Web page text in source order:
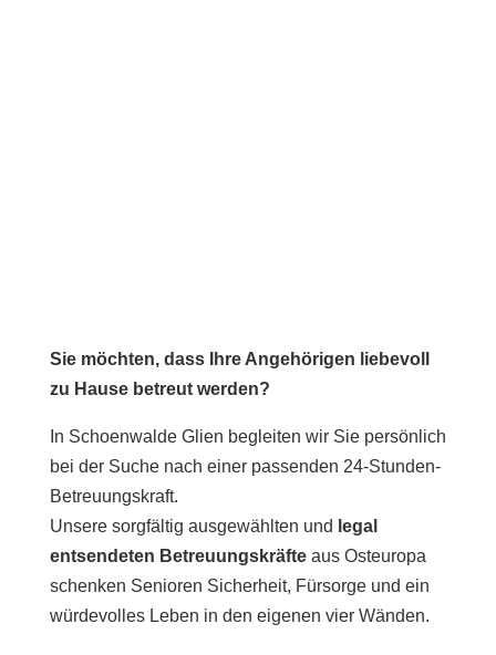
Sie möchten, dass Ihre Angehörigen liebevoll
zu Hause betreut werden?
In Schoenwalde Glien begleiten wir Sie persönlich
bei der Suche nach einer passenden 24-Stunden-
Betreuungskraft.
Unsere sorgfältig ausgewählten und legal
entsendeten Betreuungskräfteaus Osteuropa
schenken Senioren Sicherheit, Fürsorge und ein
würdevolles Leben in den eigenen vier Wänden.